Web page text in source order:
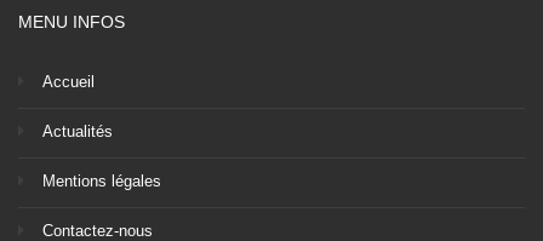
MENU INFOS
Accueil
Actualités
Mentions légales
Contactez-nous